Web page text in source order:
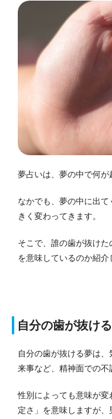
夢占いは、夢の中で何が
なかでも、夢の中に出
きく変わってきます。
そこで、誰の歯が抜け
を意味しているのか紹介
自分の歯が抜け
自分の歯が抜ける夢は
来事など、精神面での不
性別によっても意味が
定さ」を意味しますが、